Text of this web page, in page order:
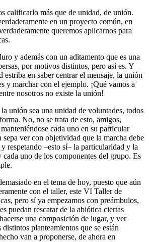
calificarlo más que de unidad, de unión.
en un proyecto común, en
queremos aplicarnos para
y además con un aditamento que es una
por motivos distintos, pero así es. Y
en saber centrar el mensaje, la unión
y marchar con el ejemplo. ¡Qué vamos a
nosotros no existe la unión!
unión sea una unidad de voluntades, todos
No, no se trata de esto, amigos,
cada uno en su particular
ver con objetividad que la marcha debe
respetando –esto sí– la particularidad y la
uno de los componentes del grupo. Es
en el tema de hoy, puesto que aún
con el taller, este VI Taller de
pero sí ya empezamos con preámbulos,
puedan rescatar de la abiótica ciertas
una composición de lugar, y ver
planteamientos que se están
van a proponerse, de ahora en